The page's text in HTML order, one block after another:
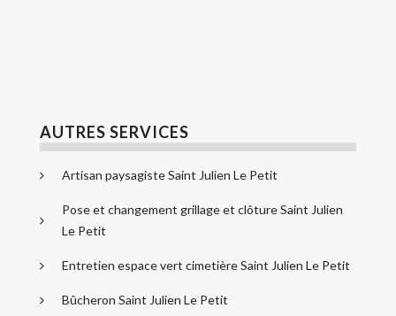
AUTRES SERVICES
Artisan paysagiste Saint Julien Le Petit
Pose et changement grillage et clôture Saint Julien
Le Petit
Entretien espace vert cimetière Saint Julien Le Petit
Bûcheron Saint Julien Le Petit